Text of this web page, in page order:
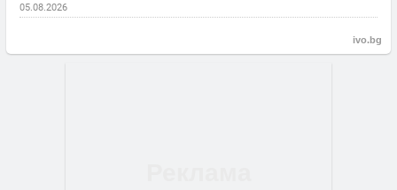
05.08.2026
ivo.bg